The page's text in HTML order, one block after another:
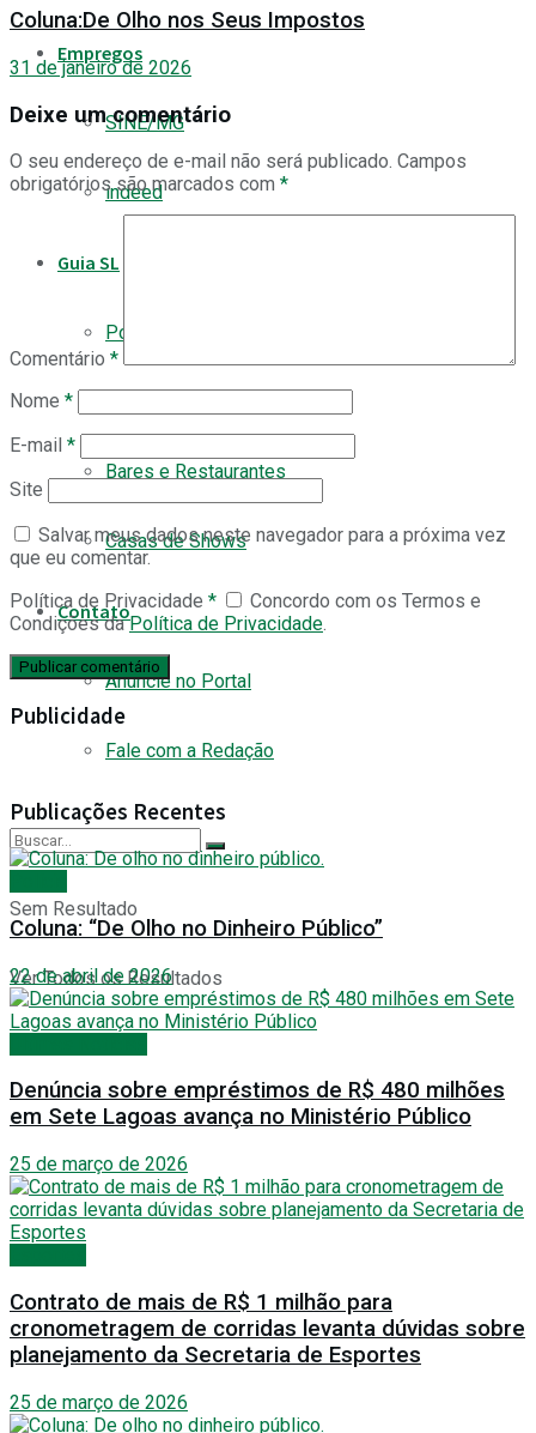
Empregos
SINE/MG
indeed
Guia SL
Pontos Turísticos
Bares e Restaurantes
Casas de Shows
Contato
Anuncie no Portal
Fale com a Redação
Sem Resultado
Ver Todos os Resultados
Coluna:De Olho nos Seus Impostos
31 de janeiro de 2026
Deixe um comentário
O seu endereço de e-mail não será publicado. Campos
obrigatórios são marcados com *
Comentário *
Nome *
E-mail *
Site
Salvar meus dados neste navegador para a próxima vez
que eu comentar.
Política de Privacidade *
Concordo com os Termos e
Condições daPolítica de Privacidade.
Publicidade
Publicações Recentes
Coluna: “De Olho no Dinheiro Público”
22 de abril de 2026
Denúncia sobre empréstimos de R$ 480 milhões
em Sete Lagoas avança no Ministério Público
25 de março de 2026
Contrato de mais de R$ 1 milhão para
cronometragem de corridas levanta dúvidas sobre
planejamento da Secretaria de Esportes
25 de março de 2026